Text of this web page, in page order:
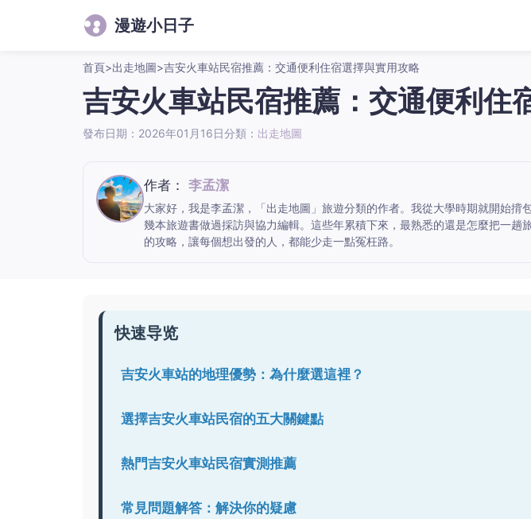
漫遊小日子
首頁>出走地圖>吉安火車站民宿推薦：交通便利住宿選擇與實用攻略
吉安火車站民宿推薦：交通便利住
發布日期：2026年01月16日分類： 出走地圖
作者： 李孟潔
大家好，我是李孟潔，「出走地圖」旅遊分類的作者。我從大學時期就開始
幾本旅遊書做過採訪與協力編輯。這些年累積下來，最熟悉的還是怎麼把一
的攻略，讓每個想出發的人，都能少走一點冤枉路。
快速导览
吉安火車站的地理優勢：為什麼選這裡？
選擇吉安火車站民宿的五大關鍵點
熱門吉安火車站民宿實測推薦
常見問題解答：解決你的疑慮